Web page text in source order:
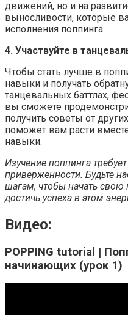
движений, но и на
выносливости, которые
исполнения поппинга.
4. Участвуйте в
Чтобы стать лучше в
навыки и получать
танцевальных баттлах,
вы сможете
получить советы от
поможет вам расти
навыки.
Изучение поппинга
приверженности. Будьте
шагам, чтобы начать
достичь успеха в этом
Видео:
POPPING tutorial |
начинающих (урок 1)